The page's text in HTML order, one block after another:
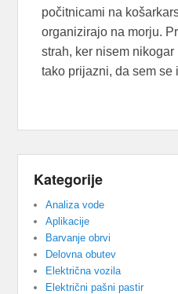
počitnicami na
organizirajo na morju.
strah, ker nisem
tako prijazni, da sem
Kategorije
Analiza vode
Aplikacije
Barvanje obrvi
Delovna obutev
Električna vozila
Električni pašni pastir